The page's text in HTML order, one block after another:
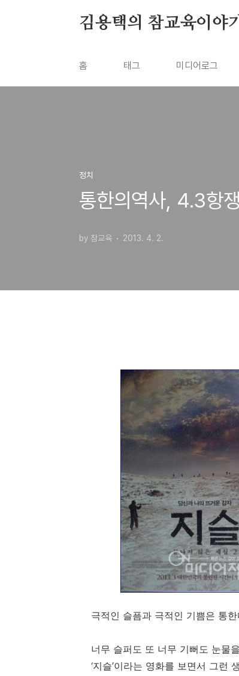
김용택의 참교육이야기
홈 태그 미디어로그
정치
통한의역사, 4.3항
by 참교육 2013. 4. 2.
극적인 슬픔과 극적인 기쁨은 통
너무 슬퍼도 또 너무 기뻐도 눈물
‘지슬’이라는 영화를 보면서 그런